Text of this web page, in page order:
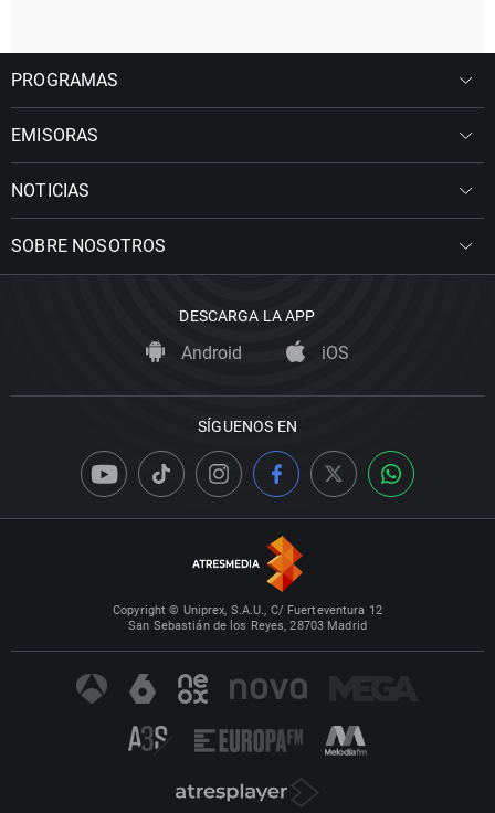
PROGRAMAS
EMISORAS
NOTICIAS
SOBRE NOSOTROS
DESCARGA LA APP
Android iOS
SÍGUENOS EN
Copyright © Uniprex, S.A.U., C/ Fuerteventura 12
San Sebastián de los Reyes, 28703 Madrid